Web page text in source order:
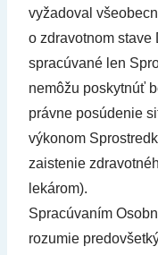
vyžadoval
o zdravotnom
spracúvané len
nemôžu poskytnúť
právne posúdenie
výkonom
zaistenie
lekárom).
Spracúvaním
rozumie